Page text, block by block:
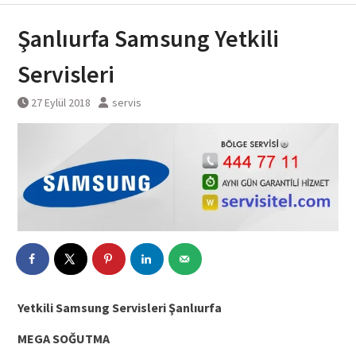
Şanlıurfa Samsung Yetkili
Servisleri
27 Eylül 2018 servis
Yetkili Samsung Servisleri Şanlıurfa
MEGA SOĞUTMA